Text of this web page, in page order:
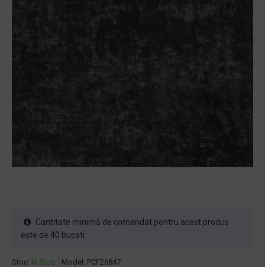
Stoc: În Stoc Model: PCF26847
Cantitate minimă de comandat pentru acest produs
este de 40 bucati